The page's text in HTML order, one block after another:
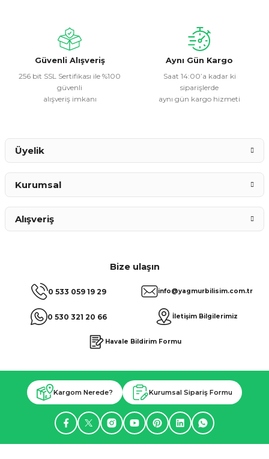
Ürün fiyatı diğer sitelerden daha pahalı.
Bu ürüne benzer farklı alternatifler olmalı.
Güvenli Alışveriş
256 bit SSL Sertifikası ile %100
güvenli
alışveriş imkanı
Aynı Gün Kargo
Saat 14:00’a kadar ki
siparişlerde
aynı gün kargo hizmeti
Bize ulaşın
0 533 059 19 29
0 530 321 20 66
info@yagmurbilisim.com.tr
İletişim Bilgilerimiz
Havale Bildirim Formu
Üyelik
Kurumsal
Alışveriş
Kargom Nerede? Kurumsal Sipariş Formu